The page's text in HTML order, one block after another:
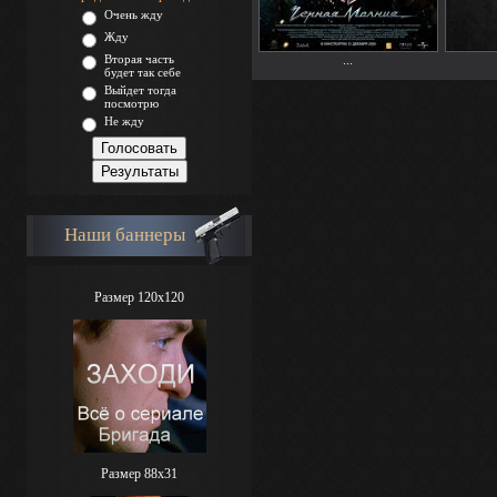
Очень жду
Жду
Вторая часть
будет так себе
Выйдет тогда
посмотрю
Не жду
Наши баннеры
Размер 120x120
Размер 88х31
...